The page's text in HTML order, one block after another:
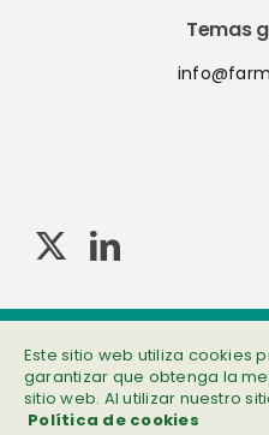
Temas
Este sitio web utiliza cookies
garantizar que obtenga la
sitio web. Al utilizar nuestro
Política de cookies
© Copyright 2013-2023 .
Política de privacidad|Cookies|